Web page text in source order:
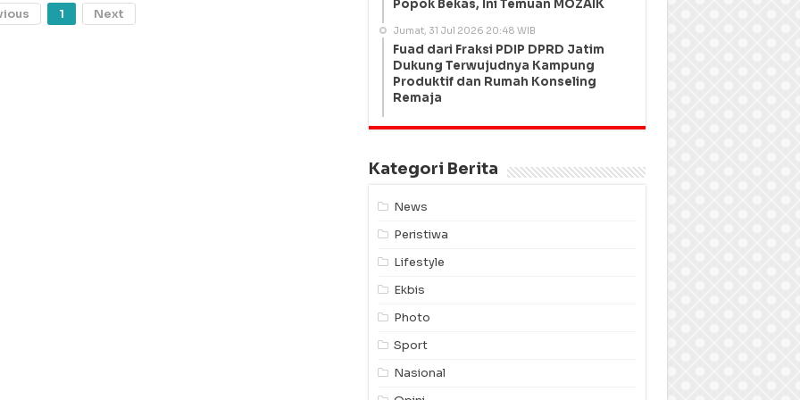
1 Next
Popok Bekas, Ini Temuan MOZAIK
Jumat, 31 Jul 2026 20:48 WIB
Fuad dari Fraksi PDIP DPRD Jatim
Dukung Terwujudnya Kampung
Produktif dan Rumah Konseling
Remaja
Kategori Berita
News
Peristiwa
Lifestyle
Ekbis
Photo
Sport
Nasional